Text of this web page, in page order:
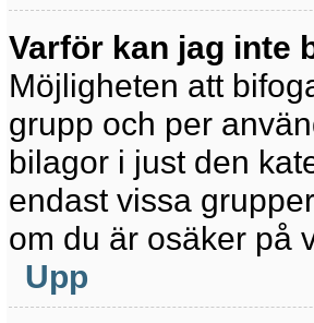
Varför kan jag inte
Möjligheten att
grupp och per
bilagor i just den
endast vissa
om du är osäker på
Upp